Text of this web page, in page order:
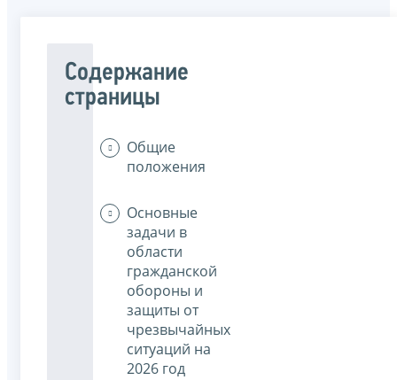
Содержание
страницы
Общие
положения
Основные
задачи в
области
гражданской
обороны и
защиты от
чрезвычайных
ситуаций на
2026 год